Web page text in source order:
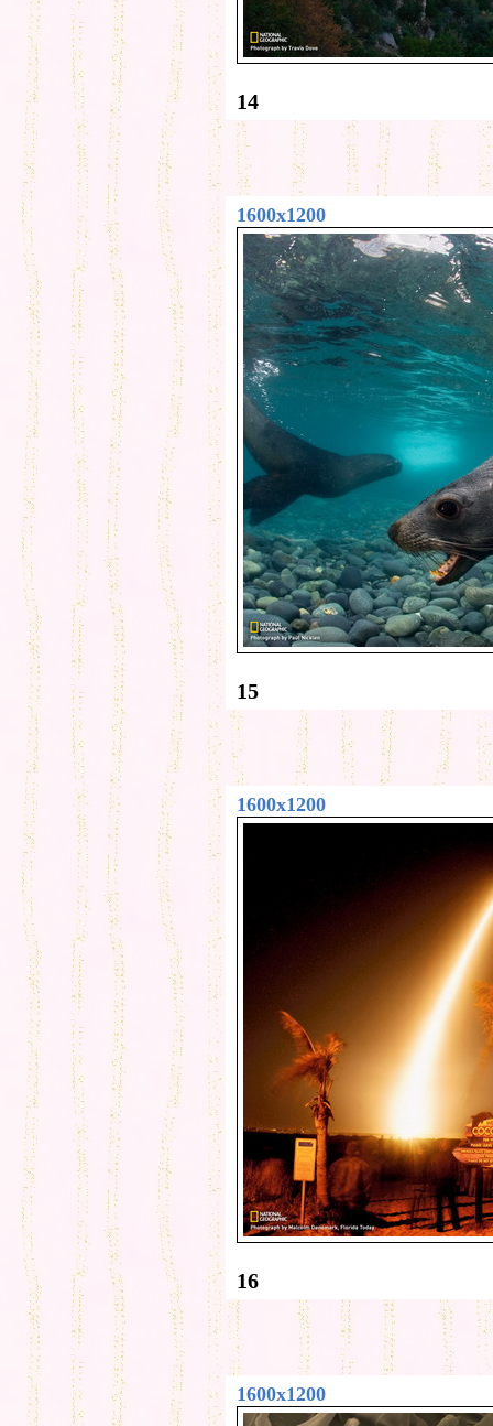
14
1600x1200
15
1600x1200
16
1600x1200